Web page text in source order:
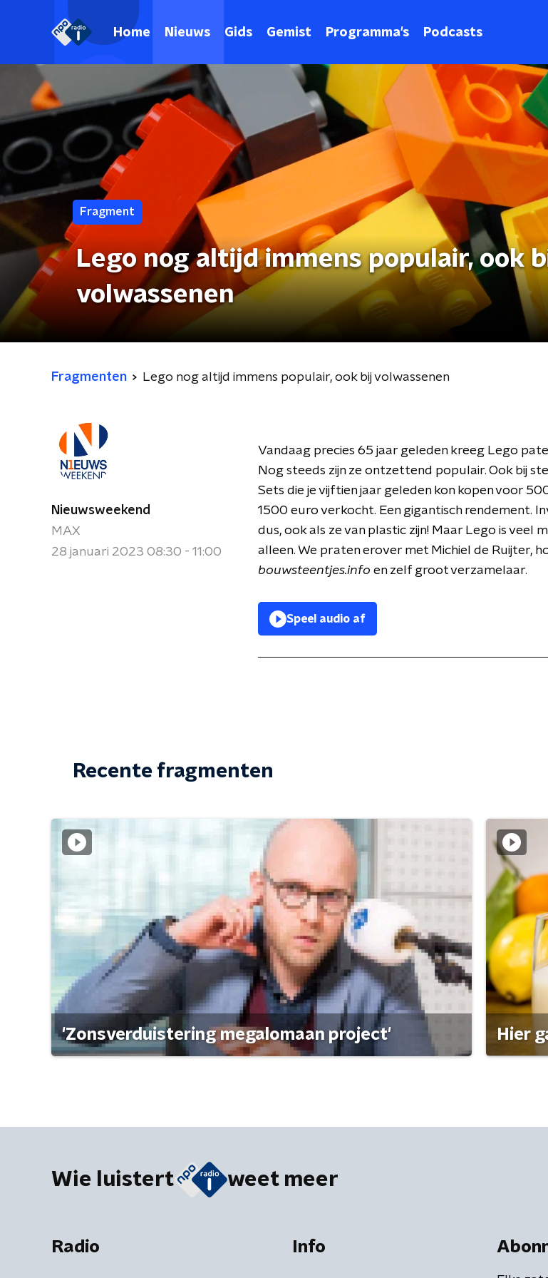
Home Nieuws Gids Gemist Programma's Podcasts
Fragment
Lego nog altijd immens populair, ook
volwassenen
Fragmenten Lego nog altijd immens populair, ook bij volwassenen
Nieuwsweekend
MAX
28 januari 2023 08:30 - 11:00
Vandaag precies 65 jaar geleden kreeg Lego
Nog steeds zijn ze ontzettend populair. Ook bij
Sets die je vijftien jaar geleden kon kopen voor
1500 euro verkocht. Een gigantisch rendement.
dus, ook als ze van plastic zijn! Maar Lego is veel
alleen. We praten erover met Michiel de Ruijter,
bouwsteentjes.info en zelf groot verzamelaar.
Speel audio af
Recente fragmenten
'Zonsverduistering megalomaan project' Hier
Wie luistert weet meer
Radio Info